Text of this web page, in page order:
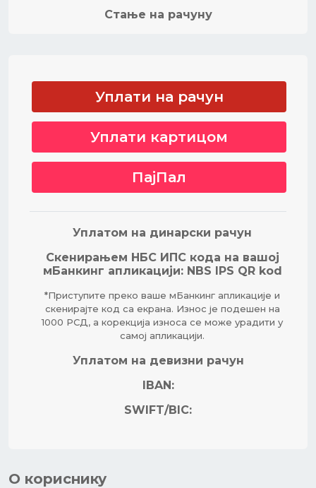
Стање на рачуну
Уплати на рачун
Уплати картицом
ПајПал
Уплатом на динарски рачун
Скенирањем НБС ИПС кода на вашој
мБанкинг апликацији: NBS IPS QR kod
*Приступите преко ваше мБанкинг апликације и
скенирајте код са екрана. Износ је подешен на
1000 РСД, а корекција износа се може урадити у
самој апликацији.
Уплатом на девизни рачун
IBAN:
SWIFT/BIC:
O кориснику